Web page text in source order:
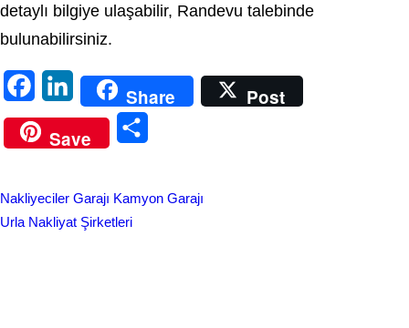
detaylı bilgiye ulaşabilir, Randevu talebinde
bulunabilirsiniz.
a
c
i
n
Share
Post
Save
Nakliyeciler Garajı Kamyon Garajı
Urla Nakliyat Şirketleri